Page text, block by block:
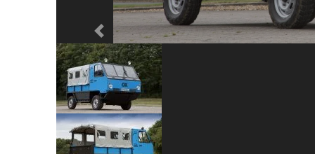
Previous